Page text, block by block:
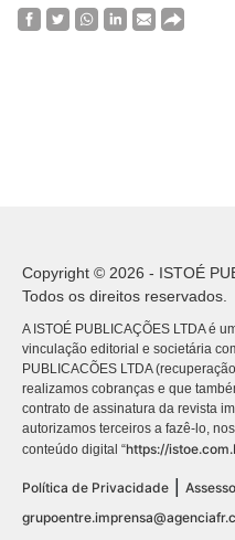
Copyright © 2026 - ISTOÉ
Todos os direitos reservados.
A ISTOÉ PUBLICAÇÕES LTDA é
vinculação editorial e societária
PUBLICACÕES LTDA
realizamos cobranças e que
contrato de assinatura da revista
autorizamos terceiros a fazê-lo,
conteúdo digital “https://
Política de Privacidade